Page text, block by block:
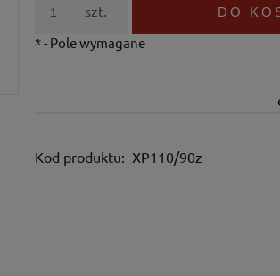
szt. DO
*- Pole wymagane
Kod produktu: XP110/90z